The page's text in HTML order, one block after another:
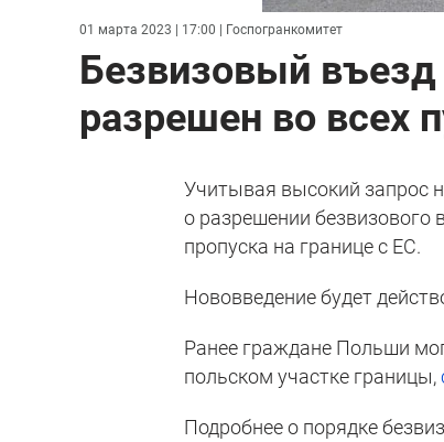
01 марта 2023 | 17:00 | Госпогранкомитет
Безвизовый
разрешен во всех
Учитывая высокий запрос
о разрешении безвизового
пропуска на границе с ЕС.
Нововведение будет
Ранее граждане Польши
польском участке границы,
Подробнее о порядке